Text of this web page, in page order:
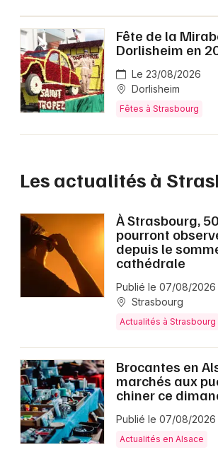
Fête de la
Dorlisheim en
Le 23/08/2026
Dorlisheim
Fêtes à Strasbourg
Les actualités à
À Strasbourg,
pourront
depuis le
cathédrale
Publié le 07/08/2026
Strasbourg
Actualités à Strasbourg
Brocantes en
marchés aux
chiner ce
Publié le 07/08/2026
Actualités en Alsace